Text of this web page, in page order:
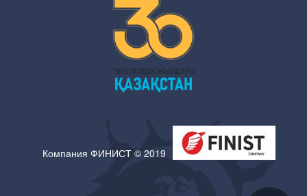
Компания ФИНИСТ © 2019